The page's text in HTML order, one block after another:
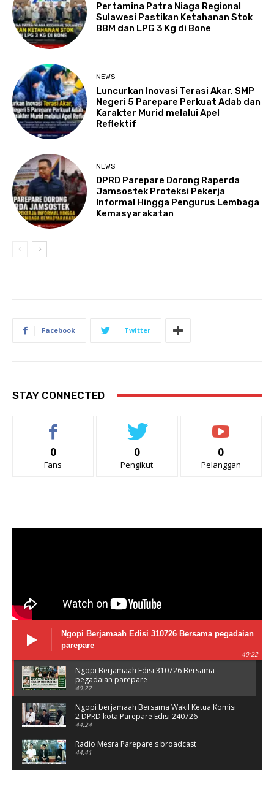
Pertamina Patra Niaga Regional
Sulawesi Pastikan Ketahanan Stok
BBM dan LPG 3 Kg di Bone
NEWS
Luncurkan Inovasi Terasi Akar, SMP
Negeri 5 Parepare Perkuat Adab dan
Karakter Murid melalui Apel
Reflektif
NEWS
DPRD Parepare Dorong Raperda
Jamsostek Proteksi Pekerja
Informal Hingga Pengurus Lembaga
Kemasyarakatan
Facebook Twitter
STAY CONNECTED
0
Fans
0
Pengikut
0
Pelanggan
Ngopi Berjamaah Edisi 310726 Bersama pegadaian
parepare
40:22
Ngopi Berjamaah Edisi 310726 Bersama
pegadaian parepare
40:22
Ngopi berjamaah Bersama Wakil Ketua Komisi
2 DPRD kota Parepare Edisi 240726
44:24
Radio Mesra Parepare's broadcast
44:41